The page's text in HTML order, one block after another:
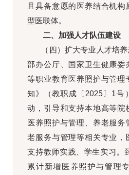
且具备意愿的医养结合机构
型医联体。
二、加强人才队伍建设
（四）扩大专业人才培
部办公厅、国家卫生健康委
等职业教育医养照护与管理
知》（教职成〔2025〕1号
动，引导和支持本地高等院
医养照护与管理、养老服务
老服务与管理等相关专业，
支持教师实践、学生实习。
累计新增医养照护与管理